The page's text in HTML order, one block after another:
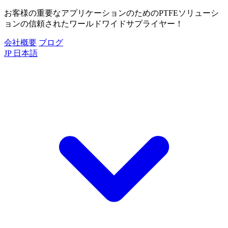
お客様の重要なアプリケーションのためのPTFEソリューシ
ョンの信頼されたワールドワイドサプライヤー！
会社概要 ブログ
JP 日本語